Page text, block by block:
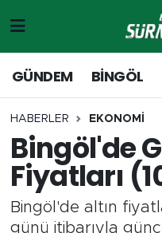
GÜNDEM BİNGÖL
HABERLER EKONOMİ
Bingöl'de
Fiyatları
Bingöl'de altın
günü itibarıyla
Genç
Solhan
Karlıova
Adaklı-Kiğı
Merkez Hava
Merkez Trafik
Süper Lig Puan
Tüm Manşetler